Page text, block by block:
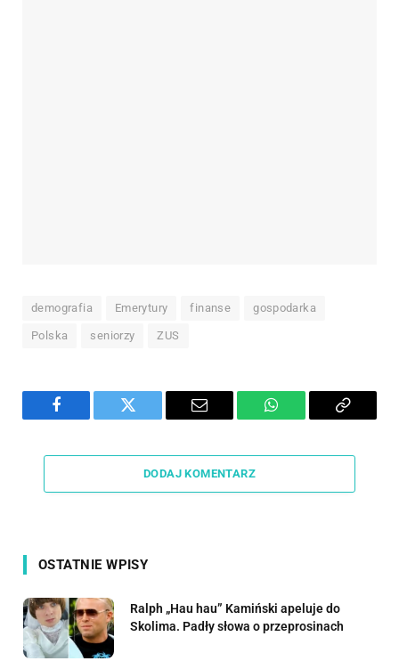
demografia Emerytury finanse gospodarka
Polska seniorzy ZUS
Facebook Twitter Email WhatsAppCopy
DODAJ KOMENTARZ
OSTATNIE WPISY
Ralph „Hau hau” Kamiński apeluje do
Skolima. Padły słowa o przeprosinach